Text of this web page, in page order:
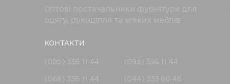
Оптові постачальники фурнітури для
одягу, рукоділля та м’яких меблів
КОНТАКТИ
(095) 336 11 44
(093) 336 11 44
(068) 336 11 44
(044) 333 60 46